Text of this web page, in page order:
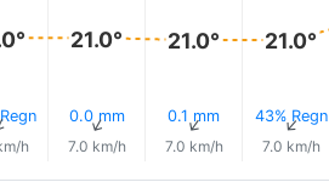
h
21.0°
0.0 mm
↑
7.0 km/h
21.0°
0.1 mm
↑
7.0 km/h
21.0°
43% Regn
↑
7.0 km/h